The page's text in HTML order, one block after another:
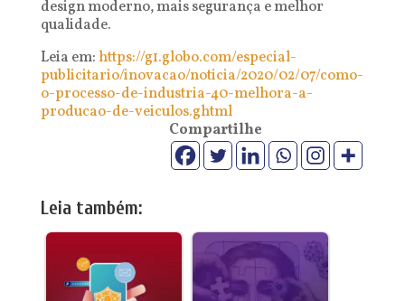
design moderno, mais segurança e melhor
qualidade.
Leia em:https://g1.globo.com/especial-
publicitario/inovacao/noticia/2020/02/07/como-
o-processo-de-industria-40-melhora-a-
producao-de-veiculos.ghtml
Compartilhe
Leia também: